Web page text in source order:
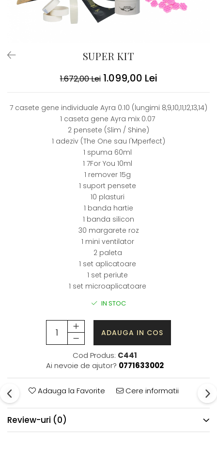
SUPER KIT
1.672,00 Lei 1.099,00 Lei
7 casete gene individuale Ayra 0.10 (lungimi 8,9,10,11,12,13,14)
1 caseta gene Ayra mix 0.07
2 pensete (Slim / Shine)
1 adeziv (The One sau I'Mperfect)
1 spuma 60ml
1 7For You 10ml
1 remover 15g
1 suport pensete
10 plasturi
1 banda hartie
1 banda silicon
30 margarete roz
1 mini ventilator
2 paleta
1 set aplicatoare
1 set periute
1 set microaplicatoare
IN STOC
ADAUGA IN COS
Cod Produs: C441
Ai nevoie de ajutor? 0771633002
Adauga la Favorite Cere informatii
Review-uri (0)